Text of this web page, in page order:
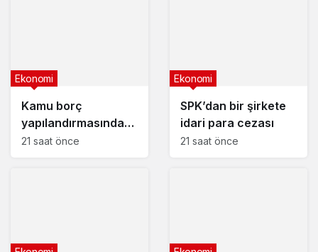
Kamu borç
yapılandırmasında
son başvuru tarihi
Ekonomi
21 saat önce
SPK’dan bir şirkete
idari para cezası
Ekonomi
21 saat önce